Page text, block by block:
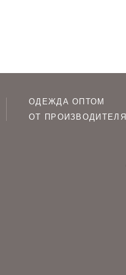
ОДЕЖДА ОПТОМ
ОТ ПРОИЗВОДИТЕЛЯ